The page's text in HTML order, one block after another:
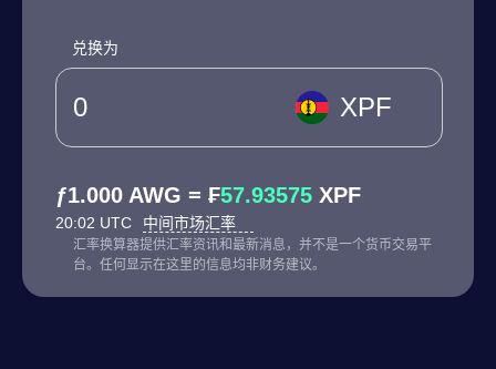
兑换为
XPF
ƒ1.000 AWG = ₣57.93575 XPF
20:02 UTC 中间市场汇率
汇率换算器提供汇率资讯和最新消息，并不是一个货币交易平
台。任何显示在这里的信息均非财务建议。